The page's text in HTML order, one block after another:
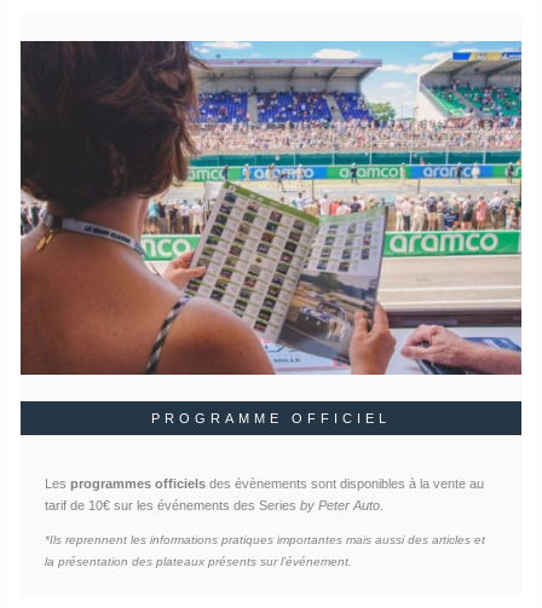
PROGRAMME OFFICIEL
Les programmes officielsdes évènements sont disponibles à la vente au
tarif de 10€ sur les événements des Series by Peter Auto.
*Ils reprennent les informations pratiques importantes mais aussi des articles et
la présentation des plateaux présents sur l’événement.